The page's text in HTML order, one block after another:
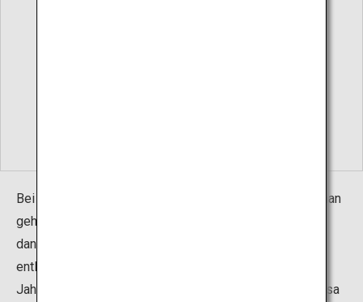
Bei diesem Programm wird ein Kimono getragen und man
geht unter dem Tor der zinnoberroten Torii hindurch und
dann den mit Bäumen gesäumten Weg zum Schrein
entlang. Das Gelände um den Schrein sieht zu jeder
Jahreszeit anders aus. Im Frühling ist der Boden mit rosa